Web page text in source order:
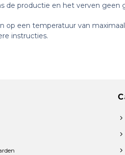
de productie en het verven
op een temperatuur van
instructies.